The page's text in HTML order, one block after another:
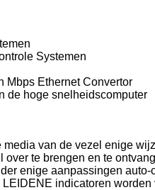
Systemen
Mbps Ethernet Convertor
de hoge snelheidscomputer
van de vezel enige
over te brengen en te
enige aanpassingen
indicatoren